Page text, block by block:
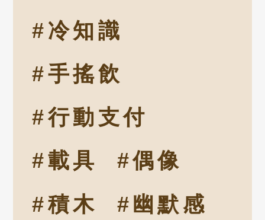
#冷知識
#手搖飲
#行動支付
#載具
#偶像
#積木
#幽默感